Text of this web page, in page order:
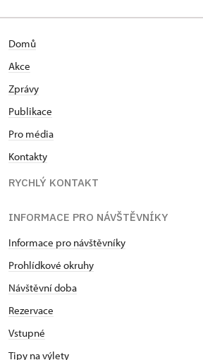
Domů
Akce
Zprávy
Publikace
Pro média
Kontakty
RYCHLÝ KONTAKT
INFORMACE PRO NÁVŠTĚVNÍKY
Informace pro návštěvníky
Prohlídkové okruhy
Návštěvní doba
Rezervace
Vstupné
Tipy na výlety